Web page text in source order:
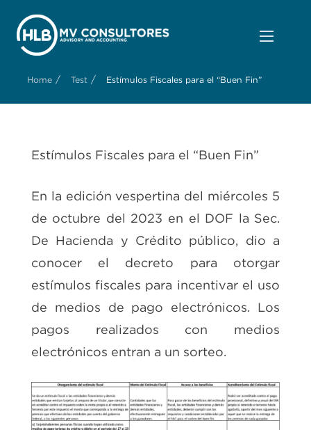
Home / Test / Estímulos Fiscales para el “Buen Fin”
Estímulos Fiscales para el “Buen Fin”
En la edición vespertina del miércoles 5
de octubre del 2023 en el DOF la Sec.
De Hacienda y Crédito público, dio a
conocer el decreto para otorgar
estímulos fiscales para incentivar el uso
de medios de pago electrónicos. Los
pagos realizados con medios
electrónicos entran a un sorteo.